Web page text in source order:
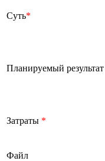
Суть*
Планируемый результат
Затраты *
Файл